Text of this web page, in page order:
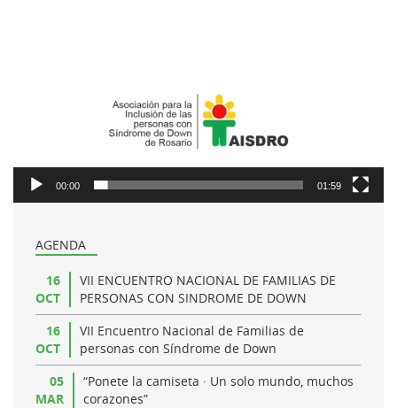
00:00 01:59
AGENDA
16
OCT
VII ENCUENTRO NACIONAL DE FAMILIAS DE
PERSONAS CON SINDROME DE DOWN
16
OCT
VII Encuentro Nacional de Familias de
personas con Síndrome de Down
05
MAR
“Ponete la camiseta · Un solo mundo, muchos
corazones”